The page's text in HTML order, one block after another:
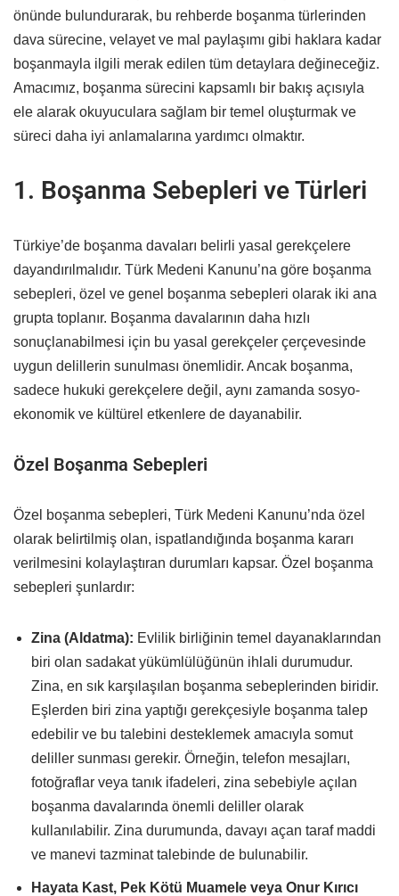
önünde bulundurarak, bu rehberde boşanma türlerinden
dava sürecine, velayet ve mal paylaşımı gibi haklara kadar
boşanmayla ilgili merak edilen tüm detaylara değineceğiz.
Amacımız, boşanma sürecini kapsamlı bir bakış açısıyla
ele alarak okuyuculara sağlam bir temel oluşturmak ve
süreci daha iyi anlamalarına yardımcı olmaktır.
1. Boşanma Sebepleri ve Türleri
Türkiye’de boşanma davaları belirli yasal gerekçelere
dayandırılmalıdır. Türk Medeni Kanunu’na göre boşanma
sebepleri, özel ve genel boşanma sebepleri olarak iki ana
grupta toplanır. Boşanma davalarının daha hızlı
sonuçlanabilmesi için bu yasal gerekçeler çerçevesinde
uygun delillerin sunulması önemlidir. Ancak boşanma,
sadece hukuki gerekçelere değil, aynı zamanda sosyo-
ekonomik ve kültürel etkenlere de dayanabilir.
Özel Boşanma Sebepleri
Özel boşanma sebepleri, Türk Medeni Kanunu’nda özel
olarak belirtilmiş olan, ispatlandığında boşanma kararı
verilmesini kolaylaştıran durumları kapsar. Özel boşanma
sebepleri şunlardır:
Zina (Aldatma): Evlilik birliğinin temel dayanaklarından
biri olan sadakat yükümlülüğünün ihlali durumudur.
Zina, en sık karşılaşılan boşanma sebeplerinden biridir.
Eşlerden biri zina yaptığı gerekçesiyle boşanma talep
edebilir ve bu talebini desteklemek amacıyla somut
deliller sunması gerekir. Örneğin, telefon mesajları,
fotoğraflar veya tanık ifadeleri, zina sebebiyle açılan
boşanma davalarında önemli deliller olarak
kullanılabilir. Zina durumunda, davayı açan taraf maddi
ve manevi tazminat talebinde de bulunabilir.
Hayata Kast, Pek Kötü Muamele veya Onur Kırıcı